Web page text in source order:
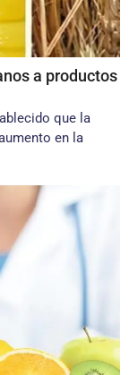
a productos
que la
en la